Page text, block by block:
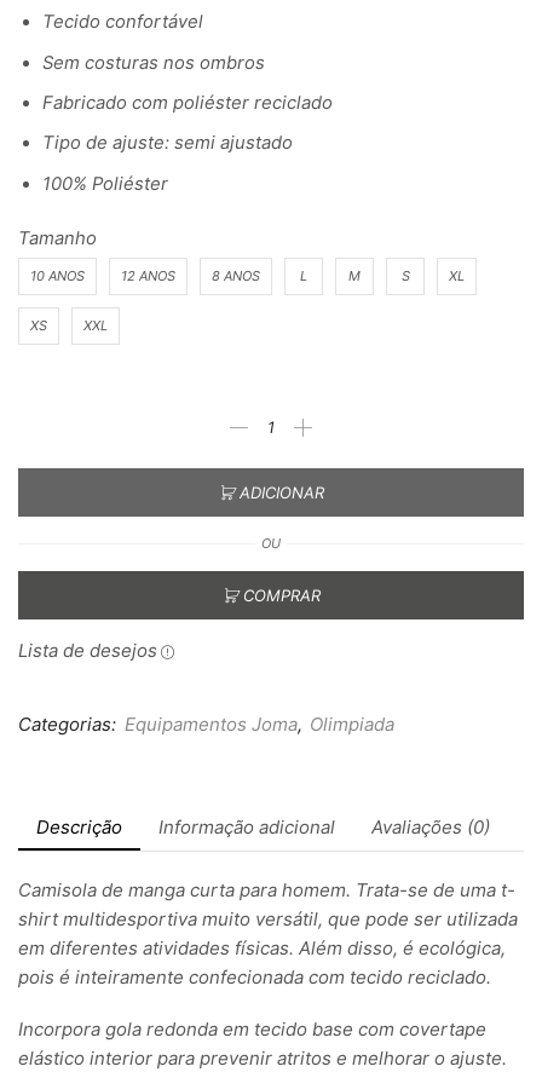
Tecido confortável
Sem costuras nos ombros
Fabricado com poliéster reciclado
Tipo de ajuste: semi ajustado
100% Poliéster
Tamanho
10 ANOS 12 ANOS 8 ANOS L M S XL
XS XXL
ADICIONAR
OU
COMPRAR
Lista de desejos
Categorias: Equipamentos Joma, Olimpiada
Descrição Informação adicional Avaliações (0)
Camisola de manga curta para homem. Trata-se de uma t-
shirt multidesportiva muito versátil, que pode ser utilizada
em diferentes atividades físicas. Além disso, é ecológica,
pois é inteiramente confecionada com tecido reciclado.
Incorpora gola redonda em tecido base com covertape
elástico interior para prevenir atritos e melhorar o ajuste.